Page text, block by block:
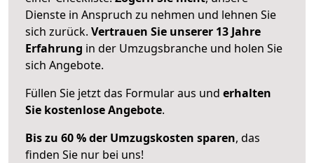
Dienste in Anspruch zu nehmen und lehnen Sie
sich zurück. Vertrauen Sie unserer 13 Jahre
Erfahrung in der Umzugsbranche und holen Sie
sich Angebote.
Füllen Sie jetzt das Formular aus und erhalten
Sie kostenlose Angebote.
Bis zu 60 % der Umzugskosten sparen, das
finden Sie nur bei uns!